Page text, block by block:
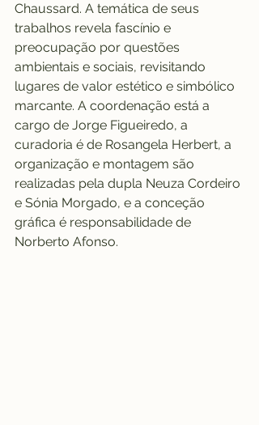
Chaussard. A temática de seus
trabalhos revela fascínio e
preocupação por questões
ambientais e sociais, revisitando
lugares de valor estético e simbólico
marcante. A coordenação está a
cargo de Jorge Figueiredo, a
curadoria é de Rosangela Herbert, a
organização e montagem são
realizadas pela dupla Neuza Cordeiro
e Sónia Morgado, e a conceção
gráfica é responsabilidade de
Norberto Afonso.